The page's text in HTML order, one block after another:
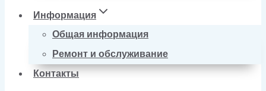
Информация
Общая информация
Ремонт и обслуживание
Контакты